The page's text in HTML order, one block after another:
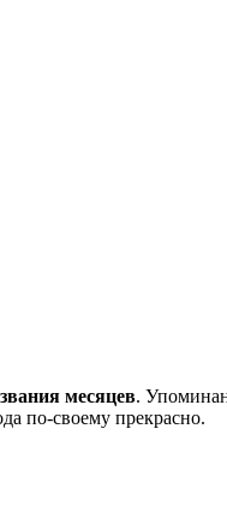
месяцев.
по-своему прекрасно.